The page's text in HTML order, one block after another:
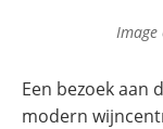
Image
Een bezoek aan
modern